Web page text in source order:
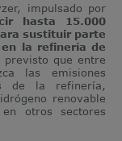
impulsado por
hasta 15.000
sustituir parte
la refinería de
previsto que entre
las emisiones
de la refinería,
renovable
otros sectores